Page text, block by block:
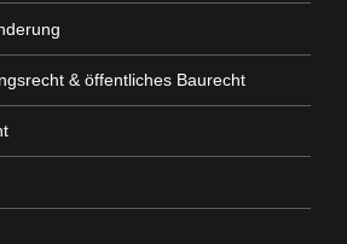
& öffentliches Baurecht